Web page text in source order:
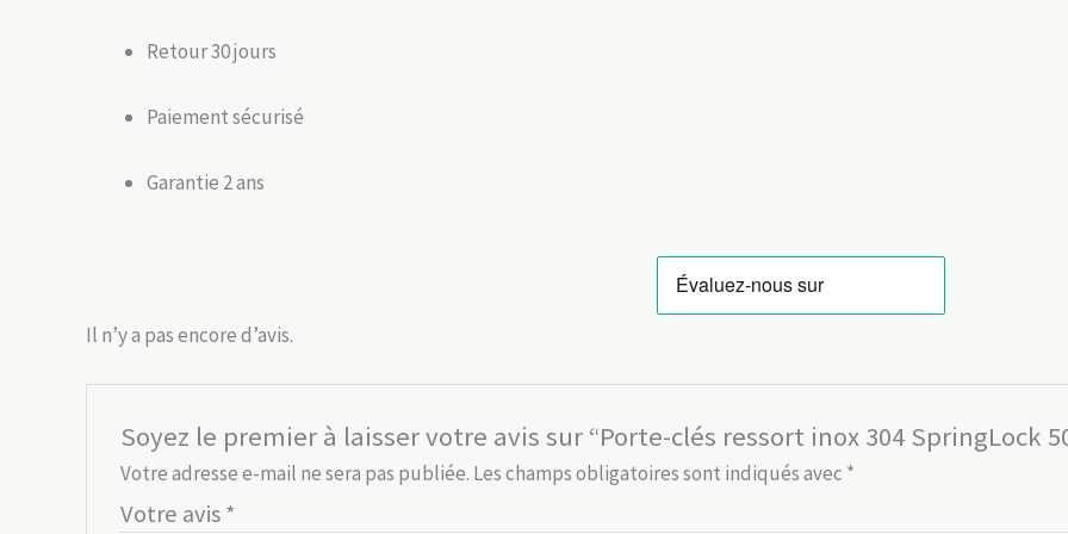
Retour 30 jours
Paiement sécurisé
Garantie 2 ans
Il n’y a pas encore d’avis.
Soyez le premier à laisser votre avis sur “Porte-clés ressort inox 304 SpringLock
Votre adresse e-mail ne sera pas publiée. Les champs obligatoires sont indiqués avec *
Votre avis*